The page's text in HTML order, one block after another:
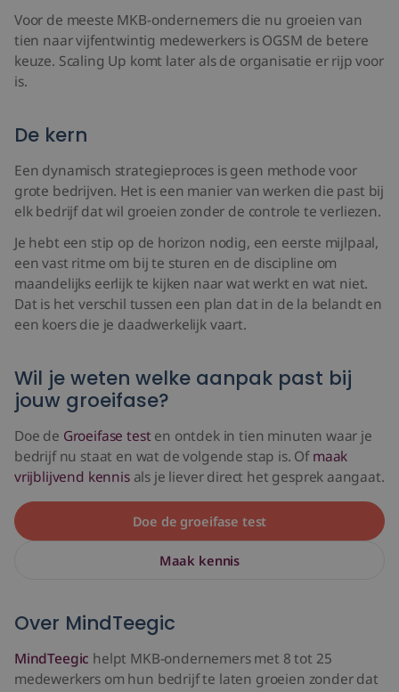
Voor de meeste MKB-ondernemers die nu groeien van
tien naar vijfentwintig medewerkers is OGSM de betere
keuze. Scaling Up komt later als de organisatie er rijp voor
is.
De kern
Een dynamisch strategieproces is geen methode voor
grote bedrijven. Het is een manier van werken die past bij
elk bedrijf dat wil groeien zonder de controle te verliezen.
Je hebt een stip op de horizon nodig, een eerste mijlpaal,
een vast ritme om bij te sturen en de discipline om
maandelijks eerlijk te kijken naar wat werkt en wat niet.
Dat is het verschil tussen een plan dat in de la belandt en
een koers die je daadwerkelijk vaart.
Wil je weten welke aanpak past bij
jouw groeifase?
Doe de Groeifase testen ontdek in tien minuten waar je
bedrijf nu staat en wat de volgende stap is. Ofmaak
vrijblijvend kennisals je liever direct het gesprek aangaat.
Doe de groeifase test
Maak kennis
Over MindTeegic
MindTeegic helpt MKB-ondernemers met 8 tot 25
medewerkers om hun bedrijf te laten groeien zonder dat